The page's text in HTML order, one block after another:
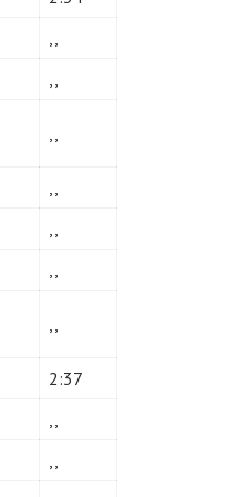
,,
,,
,,
,,
,,
,,
,,
2:37
,,
,,